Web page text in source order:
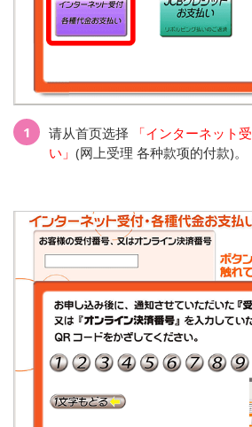
1 请从首页选择
「インターネット
い」 (网上受理 各种款项的付款)。